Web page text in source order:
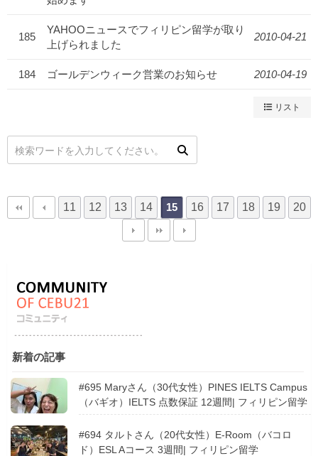
185
YAHOOニュースでフィリピン留学が取り
上げられました
2010-04-21
184 ゴールデンウィーク営業のお知らせ 2010-04-19
リスト
11 12 13 14 15 16 17 18 19 20
新着の記事
#695 Maryさん（30代女性）PINES IELTS Campus
（バギオ）IELTS 点数保証 12週間| フィリピン留学
#694 タルトさん（20代女性）E-Room（バコロ
ド）ESL Aコース 3週間| フィリピン留学